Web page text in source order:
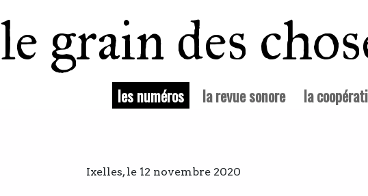
le grain des
les numéros(courante)
la revue sonore la
Ixelles, le 12 novembre 2020